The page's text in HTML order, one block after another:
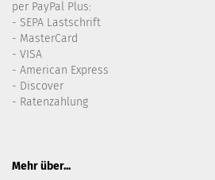
per PayPal Plus:
- SEPA Lastschrift
- MasterCard
- VISA
- American Express
- Discover
- Ratenzahlung
Mehr über...